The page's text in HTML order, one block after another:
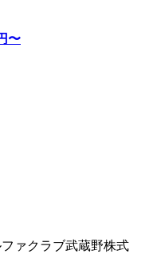
〜
ァクラブ武蔵野株式